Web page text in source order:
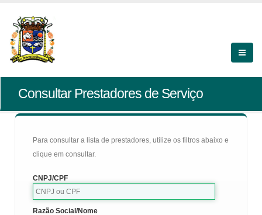
Consultar Prestadores de Serviço
Para consultar a lista de prestadores, utilize os filtros abaixo e
clique em consultar.
CNPJ/CPF
Razão Social/Nome